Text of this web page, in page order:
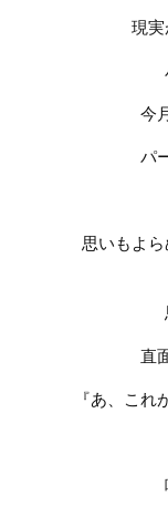
現実
今
パ
思いもよ
直
『あ、これ